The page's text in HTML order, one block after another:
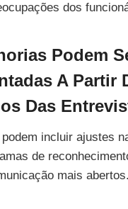
dos
Podem
A Partir
Das
incluir ajustes
de
mais abertos.